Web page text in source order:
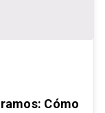
Cómo